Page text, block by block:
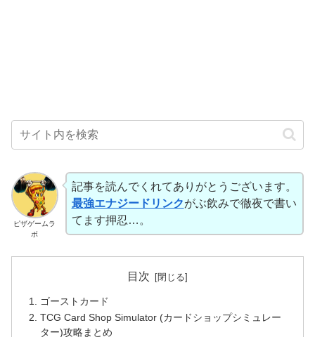
ピザゲームラ
ボ
記事を読んでくれてありがとうございます。
最強エナジードリンクがぶ飲みで徹夜で書い
てます押忍…。
目次
ゴーストカード
TCG Card Shop Simulator (カードショップシミュレー
ター)攻略まとめ